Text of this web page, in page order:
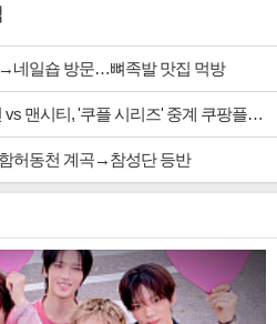
네일숍 방문…뼈족발 맛집 먹방
맨시티, '쿠플 시리즈' 중계 쿠팡플레이
허동천 계곡→참성단 등반